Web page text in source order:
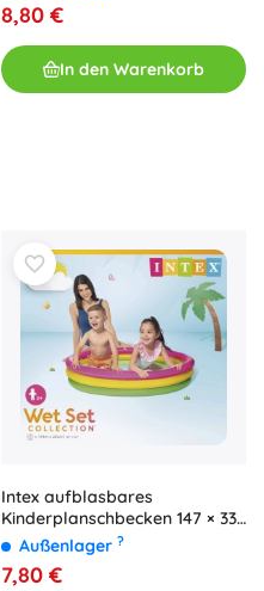
8,80 €
In den Warenkorb
Intex aufblasbares
Kinderplanschbecken 147 × 33
cm mit drei Ringen
Außenlager ?
7,80 €